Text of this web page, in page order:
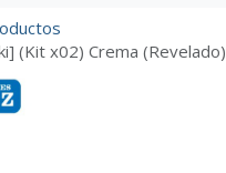
(Kit x02) Crema (Revelado)